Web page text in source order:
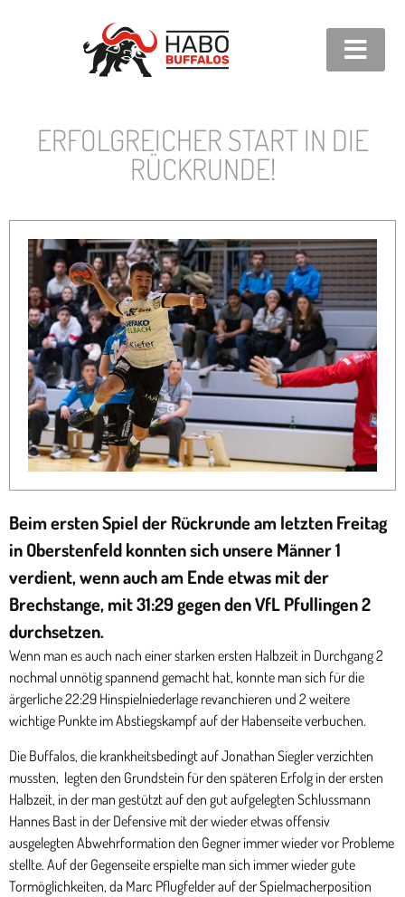
ERFOLGREICHER START IN DIE
RÜCKRUNDE!
Beim ersten Spiel der Rückrunde am letzten Freitag
in Oberstenfeld konnten sich unsere Männer 1
verdient, wenn auch am Ende etwas mit der
Brechstange, mit 31:29 gegen den VfL Pfullingen 2
durchsetzen.
Wenn man es auch nach einer starken ersten Halbzeit in Durchgang 2
nochmal unnötig spannend gemacht hat, konnte man sich für die
ärgerliche 22:29 Hinspielniederlage revanchieren und 2 weitere
wichtige Punkte im Abstiegskampf auf der Habenseite verbuchen.
Die Buffalos, die krankheitsbedingt auf Jonathan Siegler verzichten
mussten, legten den Grundstein für den späteren Erfolg in der ersten
Halbzeit, in der man gestützt auf den gut aufgelegten Schlussmann
Hannes Bast in der Defensive mit der wieder etwas offensiv
ausgelegten Abwehrformation den Gegner immer wieder vor Probleme
stellte. Auf der Gegenseite erspielte man sich immer wieder gute
Tormöglichkeiten, da Marc Pflugfelder auf der Spielmacherposition